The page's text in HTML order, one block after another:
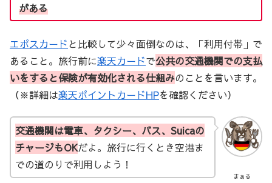
がある
エポスカードと比較して少々面倒なのは、「利用付帯」で
あること。旅行前に楽天カードで公共の交通機関での支払
いをすると保険が有効化される仕組みのことを言います。
（※詳細は楽天ポイントカードHPを確認ください）
まぁる
交通機関は電車、タクシー、バス、Suicaの
チャージもOKだよ。旅行に行くとき空港ま
での道のりで利用しよう！